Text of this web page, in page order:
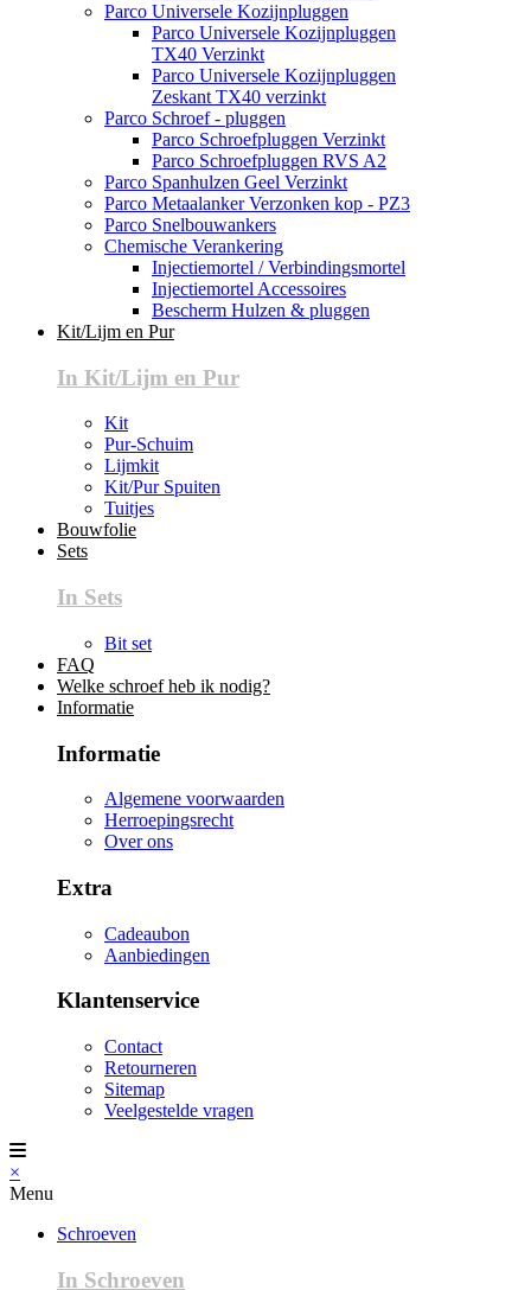
Parco Universele Kozijnpluggen
Parco Universele Kozijnpluggen
TX40 Verzinkt
Parco Universele Kozijnpluggen
Zeskant TX40 verzinkt
Parco Schroef - pluggen
Parco Schroefpluggen Verzinkt
Parco Schroefpluggen RVS A2
Parco Spanhulzen Geel Verzinkt
Parco Metaalanker Verzonken kop - PZ3
Parco Snelbouwankers
Chemische Verankering
Injectiemortel / Verbindingsmortel
Injectiemortel Accessoires
Bescherm Hulzen & pluggen
Kit/Lijm en Pur
In Kit/Lijm en Pur
Kit
Pur-Schuim
Lijmkit
Kit/Pur Spuiten
Tuitjes
Bouwfolie
Sets
In Sets
Bit set
FAQ
Welke schroef heb ik nodig?
Informatie
Informatie
Algemene voorwaarden
Herroepingsrecht
Over ons
Extra
Cadeaubon
Aanbiedingen
Klantenservice
Contact
Retourneren
Sitemap
Veelgestelde vragen
×
Menu
Schroeven
In Schroeven